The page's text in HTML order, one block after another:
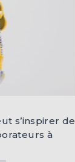
s’inspirer de
à